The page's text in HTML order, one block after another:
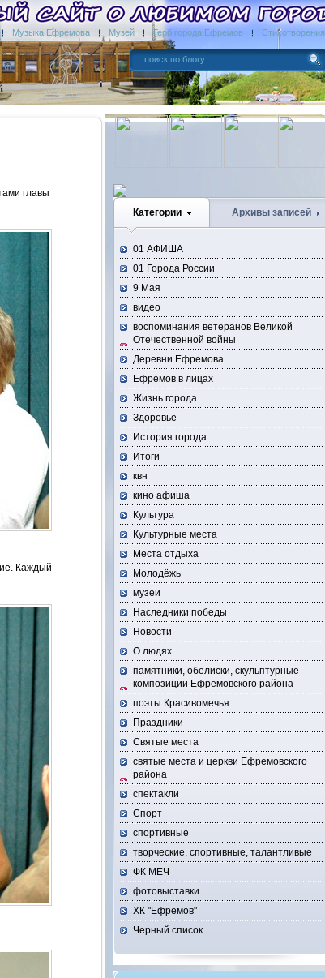
Музыка Ефремова Музей Герб города Ефремов Стихотворения
главы
Каждый
Категории Архивы записей
01 АФИША
01 Города России
9 Мая
видео
воспоминания ветеранов Великой
Отечественной войны
Деревни Ефремова
Ефремов в лицах
Жизнь города
Здоровье
История города
Итоги
квн
кино афиша
Культура
Культурные места
Места отдыха
Молодёжь
музеи
Наследники победы
Новости
О людях
памятники, обелиски, скульптурные
композиции Ефремовского района
поэты Красивомечья
Праздники
Святые места
святые места и церкви Ефремовского
района
спектакли
Спорт
спортивные
творческие, спортивные, талантливые
ФК МЕЧ
фотовыставки
ХК "Ефремов"
Черный список